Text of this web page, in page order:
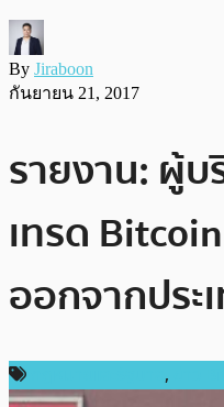
By Jiraboon
กันยายน 21, 2017
รายงาน: ผู้บ
เทรด
ออกจากประ
,